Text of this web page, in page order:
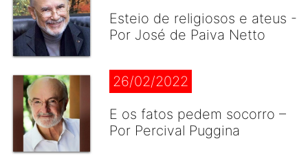
Esteio de religiosos e ateus -
Por José de Paiva Netto
26/02/2022
E os fatos pedem socorro –
Por Percival Puggina